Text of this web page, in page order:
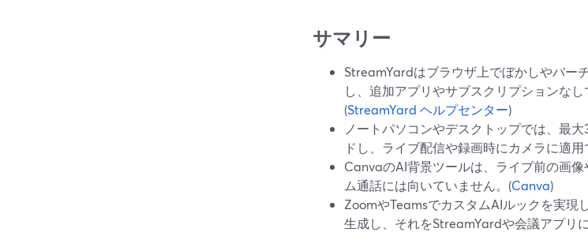
サマリー
StreamYardはブラウザ上でぼかしやバー
し、追加アプリやサブスクリプションな
(StreamYard ヘルプセンター)
ノートパソコンやデスクトップでは、最
ドし、ライブ配信や録画時にカメラに適
CanvaのAI背景ツールは、ライブ前の画
ム通話には向いていません。(Canva)
ZoomやTeamsでカスタムAIルックを実
生成し、それをStreamYardや会議アプリ